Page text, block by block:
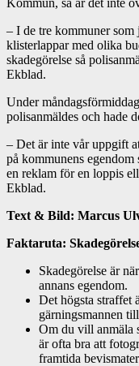
– I de tre kommuner som
klisterlappar med olika
skadegörelse så
Ekblad.
Under
polisanmäldes och hade
– Det är inte vår uppgift
på kommunens egendom
en reklam för en loppis
Ekblad.
Text & Bild: Marcus
Faktaruta:
Skadegörelse är
annans egendom.
Det högsta straffet
gärningsmannen
Om du vill anmäla
är ofta bra att
framtida